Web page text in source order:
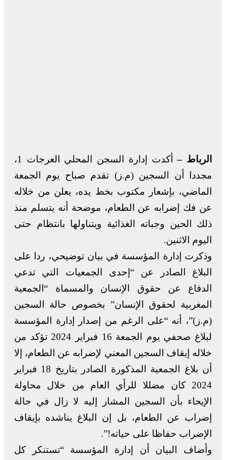
الرباط –
أكدت إدارة السجن المحلي العرجات 1،
مجددا أن السجين (م.ز) تقدم صباح يوم الجمعة
الماضي، بإشعار مكتوب بخط يده، يعلن من خلاله
عن فك إضرابه عن الطعام، موضحة أنه يتسلم منذ
ذلك الحين وجباته الغذائية ويتناولها بانتظام حتى
اليوم الاثنين.
وذكرت إدارة المؤسسة في بيان توضيحي، ردا على
البلاغ الصادر عن “إحدى الجمعيات التي تدعي
الدفاع عن حقوق الإنسان والمسماة “الجمعية
المغربية لحقوق الإنسان” بخصوص حالة السجين
(م.ز)”، أنه “على الرغم من إصدار إدارة المؤسسة
لبلاغ صحفي يوم الجمعة 16 فبراير 2024 تؤكد من
خلاله إيقاف السجين المعني لإضرابه عن الطعام، إلا
أن بلاغ الجمعية المذكورة الصادر بتاريخ 18 فبراير
2024 كان مضللا للرأي العام من خلال محاولة
الإيحاء بأن السجين المشار إليه لا زال في حالة
إضراب عن الطعام، بل إن البلاغ يناشده بإيقاف
الإضراب حفاظا على حياته!”.
وأضاف البيان أن إدارة المؤسسة “تستنكر كل